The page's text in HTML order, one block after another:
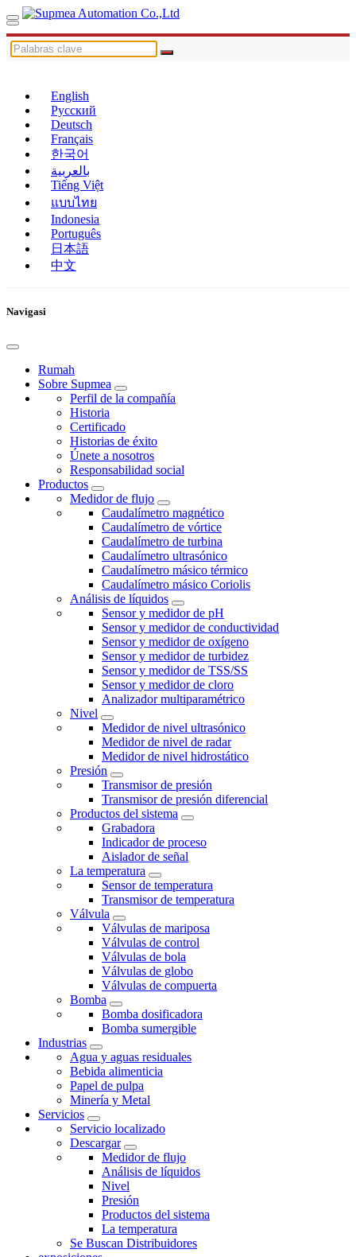
English
Русский
Deutsch
Français
한국어
بالعربية
Tiếng Việt
แบบไทย
Indonesia
Português
日本語
中文
Navigasi
Rumah
Sobre Supmea
Perfil de la compañía
Historia
Certificado
Historias de éxito
Únete a nosotros
Responsabilidad social
Productos
Medidor de flujo
Caudalímetro magnético
Caudalímetro de vórtice
Caudalímetro de turbina
Caudalímetro ultrasónico
Caudalímetro másico térmico
Caudalímetro másico Coriolis
Análisis de líquidos
Sensor y medidor de pH
Sensor y medidor de conductividad
Sensor y medidor de oxígeno
Sensor y medidor de turbidez
Sensor y medidor de TSS/SS
Sensor y medidor de cloro
Analizador multiparamétrico
Nivel
Medidor de nivel ultrasónico
Medidor de nivel de radar
Medidor de nivel hidrostático
Presión
Transmisor de presión
Transmisor de presión diferencial
Productos del sistema
Grabadora
Indicador de proceso
Aislador de señal
La temperatura
Sensor de temperatura
Transmisor de temperatura
Válvula
Válvulas de mariposa
Válvulas de control
Válvulas de bola
Válvulas de globo
Válvulas de compuerta
Bomba
Bomba dosificadora
Bomba sumergible
Industrias
Agua y aguas residuales
Bebida alimenticia
Papel de pulpa
Minería y Metal
Servicios
Servicio localizado
Descargar
Medidor de flujo
Análisis de líquidos
Nivel
Presión
Productos del sistema
La temperatura
Se Buscan Distribuidores